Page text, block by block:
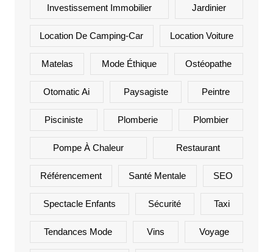
Investissement Immobilier Jardinier
Location De Camping-Car Location Voiture
Matelas Mode Éthique Ostéopathe
Otomatic Ai Paysagiste Peintre
Pisciniste Plomberie Plombier
Pompe À Chaleur Restaurant
Référencement Santé Mentale SEO
Spectacle Enfants Sécurité Taxi
Tendances Mode Vins Voyage